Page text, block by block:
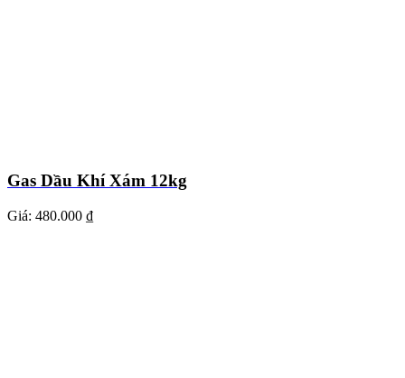
Gas Dầu Khí Xám 12kg
Giá: 480.000 ₫